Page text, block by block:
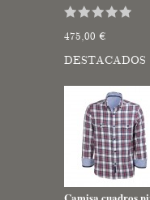
475,00 €
DESTACADOS